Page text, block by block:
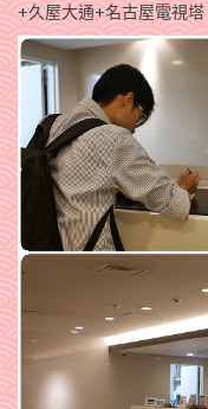
+久屋大通+名古屋電視塔